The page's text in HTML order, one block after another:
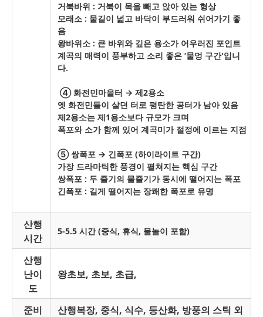
거북바위 : 거북이 목을 빼고 앉아 있는 형상
모래소 : 물길이 넓고 바닥이 부드러워 쉬어가기 좋
음
왕바위소 : 큰 바위와 깊은 용소가 어우러진 포인트
계곡의 매력이 풍부하고 소리 좋은 ‘물멍 구간'입니
다.
④ 화전민마을터 → 제2용소
옛 화전민들이 살던 터로 평탄한 공터가 남아 있음
제2용소는 제1용소보다 규모가 크며
폭포와 소가 함께 있어 계곡미가 절정에 이르는 지점
⑤ 쌍폭포 → 긴폭포 (하이라이트 구간)
가장 드라마틱한 풍경이 펼쳐지는 핵심 구간
쌍폭포 : 두 줄기의 물줄기가 동시에 떨어지는 폭포
긴폭포 : 길게 떨어지는 장쾌한 폭포로 유명
산행
시간
5-5.5 시간 (중식, 휴식, 물놀이 포함)
산행
난이
도
왕초보, 초보, 초급,
준비
산행복장, 중식, 식수, 등산화, 방풍의 스틱 외